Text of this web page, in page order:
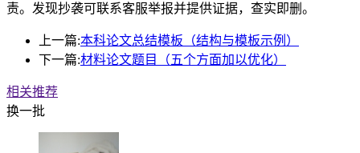
责。发现抄袭可联系客服举报并提供证据，查实即删。
上一篇:本科论文总结模板（结构与模板示例）
下一篇:材料论文题目（五个方面加以优化）
相关推荐
换一批